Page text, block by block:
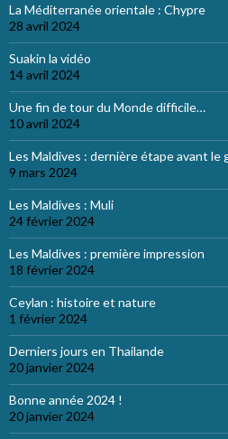
La Méditerranée orientale : Chypre
28 avril 2024
Suakin la vidéo
14 avril 2024
Une fin de tour du Monde difficile…
10 avril 2024
Les Maldives : dernière étape avant le
9 mars 2024
Les Maldives : Muli
24 février 2024
Les Maldives : première impression
18 février 2024
Ceylan : histoire et nature
1 février 2024
Derniers jours en Thailande
20 janvier 2024
Bonne année 2024 !
20 janvier 2024